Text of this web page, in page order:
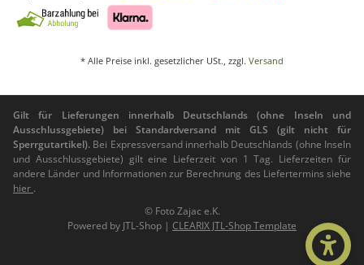
* Alle Preise inkl. gesetzlicher USt., zzgl. Versand
Gilt für Lieferungen innerhalb Deutschlands (ohne Inseln und
Ausschlussgebiete) bei Standardversand mit GLS (gilt nicht für
Sperrgutartikel). Bei Expressversand innerhalb Deutschlands (ohne Inseln
und Ausschlussgebiete) gilt eine Lieferzeit von 1 Tag. Lieferzeiten für
andere Länder und Informationen zur Berechnung des Liefertermins siehe
hier .
© Foto Zajac e.K.
Powered by JTL-Shop | CLEARIX JTL-Shop Template